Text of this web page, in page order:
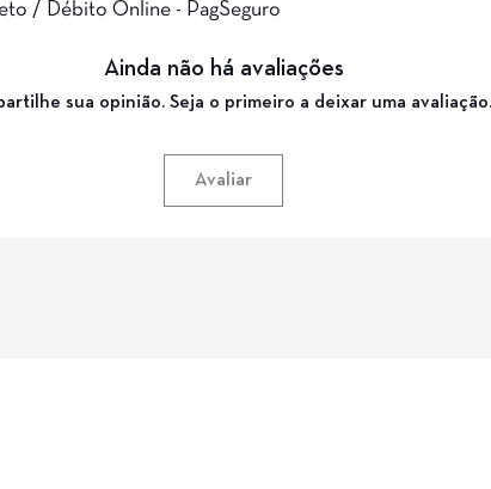
/ Débito Online - PagSeguro
Ainda não há avaliações
sua opinião. Seja o primeiro a deixar uma avaliação.
Avaliar